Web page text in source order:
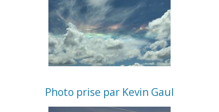
Photo prise par Kevin Gaul